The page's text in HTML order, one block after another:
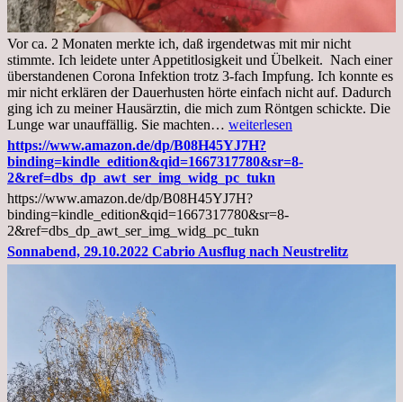
Vor ca. 2 Monaten merkte ich, daß irgendetwas mit mir nicht
stimmte. Ich leidete unter Appetitlosigkeit und Übelkeit. Nach einer
überstandenen Corona Infektion trotz 3-fach Impfung. Ich konnte es
mir nicht erklären der Dauerhusten hörte einfach nicht auf. Dadurch
ging ich zu meiner Hausärztin, die mich zum Röntgen schickte. Die
Lunge war unauffällig. Sie machten… Mittwoch,
02.11.2022,
Arztgespräch
und
Diagnose
Lebermetastasen
weiterlesen
https://www.amazon.de/dp/B08H45YJ7H?
binding=kindle_edition&qid=1667317780&sr=8-
2&ref=dbs_dp_awt_ser_img_widg_pc_tukn
https://www.amazon.de/dp/B08H45YJ7H?
binding=kindle_edition&qid=1667317780&sr=8-
2&ref=dbs_dp_awt_ser_img_widg_pc_tukn
Sonnabend, 29.10.2022 Cabrio Ausflug nach Neustrelitz